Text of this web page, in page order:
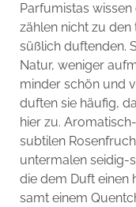
Parfumistas
zählen nicht zu
süßlich duftenden.
Natur, weniger
minder schön und
duften sie häufig,
hier zu.
subtilen
untermalen seidig-
die dem Duft einen
samt einem